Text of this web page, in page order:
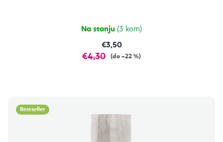
Na stanju (3 kom)
€3,50
€4,30 (do –22 %)
Bestseller